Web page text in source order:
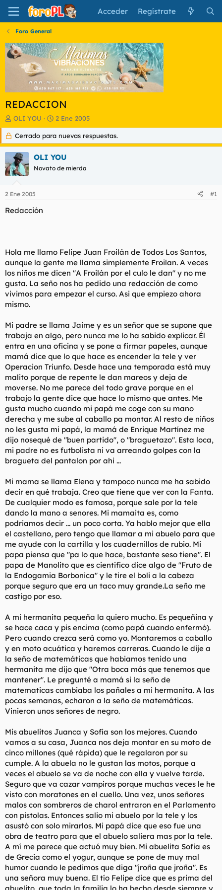
Acceder Regístrate
Foro General
REDACCION
I
n
c
i
a
d
o
d
a
OLI YOU
F
e
c
h
a
d
e
i
2 Ene 2005
Cerrado para nuevas respuestas.
OLI YOU
Novato de mierda
2 Ene 2005 #1
Redacción
Hola me llamo Felipe Juan Froilán de Todos Los Santos,
aunque la gente me llama simplemente Froilan. A veces
los niños me dicen "A Froilán por el culo le dan" y no me
gusta. La seño nos ha pedido una redacción de como
vivimos para empezar el curso. Asi que empiezo ahora
mismo.
Mi padre se llama Jaime y es un señor que se supone que
trabaja en algo, pero nunca me lo ha sabido explicar. Él
entra en una oficina y se pone a firmar papeles, aunque
mamá dice que lo que hace es encender la tele y ver
Operacion Triunfo. Desde hace una temporada está muy
malito porque de repente le dan mareos y deja de
moverse. No me parece del todo grave porque en el
trabajo la gente dice que hace lo mismo que antes. Me
gusta mucho cuando mi papá me coge con su mano
derecha y me sube al caballo pa montar. Al resto de niños
no les gusta mi papá, la mamá de Enrique Martínez me
dijo nosequé de "buen partido", o "braguetazo". Esta loca,
mi padre no es futbolista ni va arreando golpes con la
bragueta del pantalon por ahi ...
Mi mama se llama Elena y tampoco nunca me ha sabido
decir en qué trabaja. Creo que tiene que ver con la Fanta.
De cualquier modo es famosa, porque sale por la tele
dando la mano a senores. Mi mamaita es, como
podriamos decir ... un poco corta. Ya hablo mejor que ella
el castellano, pero tengo que llamar a mi abuelo para que
me ayude con la cartilla y los cuadernillos de rubio. Mi
papa piensa que "pa lo que hace, bastante seso tiene". El
papa de Manolito que es cientifico dice algo de "Fruto de
la Endogamia Borbonica" y le tire el boli a la cabeza
porque seguro que era un taco muy grande.La seño me
castigo por eso.
A mi hermanita pequeña la quiero mucho. Es pequeñina y
se hace caca y pis encima (como papá cuando enfermó).
Pero cuando crezca será como yo. Montaremos a caballo
y en moto acuática y haremos carreras. Cuando le dije a
la seño de matemáticas que habiamos tenido una
hermanita me dijo que "Otra boca más que tenemos que
mantener". Le pregunté a mamá si la seño de
matematicas cambiaba los pañales a mi hermanita. A las
pocas semanas, echaron a la seño de matemáticas.
Vinieron unos señores de negro.
Mis abuelitos Juanca y Sofía son los mejores. Cuando
vamos a su casa, Juanca nos deja montar en su moto de
cinco millones (qué rápida) que le regalaron por su
cumple. A la abuela no le gustan las motos, porque a
veces el abuelo se va de noche con ella y vuelve tarde.
Seguro que va cazar vampiros porque muchas veces le he
visto con moratones en el cuello. Una vez, unos señores
malos con sombreros de charol entraron en el Parlamento
con pistolas. Entonces salio mi abuelo por la tele y los
asustó con solo mirarlos. Mi papá dice que eso fue una
obra de teatro para que el abuelo saliera mas por la tele.
A mí me parece que actuó muy bien. Mi abuelita Sofia es
de Grecia como el yogur, aunque se pone de muy mal
humor cuando le pedimos que diga "jroña que jroña". Es
una señora muy buena. El tío Felipe dice que es prima del
abuelito, que toda la familia lo ha hecho desde siempre y